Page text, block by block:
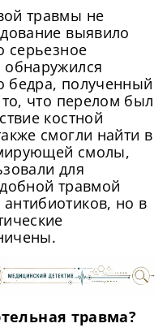
травмы не
выявило
серьезное
бедра, полученный
что перелом был
костной
смогли найти в
смолы,
для
травмой
но в
травма?